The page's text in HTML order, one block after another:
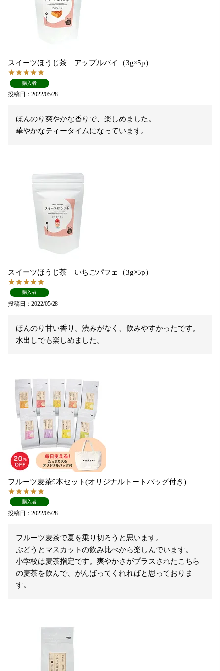
スイーツほうじ茶 アップルパイ（3g×5p）
購入者
投稿日 2022/05/28
ほんのり爽やかな香りで、楽しめました。
華やかなティータイムになっています。
スイーツほうじ茶 いちごパフェ（3g×5p）
購入者
投稿日 2022/05/28
ほんのり甘い香り。渋みがなく、飲みやすかったです。
水出しでも楽しめました。
フルーツ麦茶9本セット(オリジナルトートバッグ付き)
購入者
投稿日 2022/05/28
フルーツ麦茶で夏を乗り切ろうと思います。
ぶどうとマスカットの飲み比べから楽しんでいます。
小学校は麦茶指定です。爽やかさがプラスされたこちら
の麦茶を飲んで、がんばってくれればと思っておりま
す。